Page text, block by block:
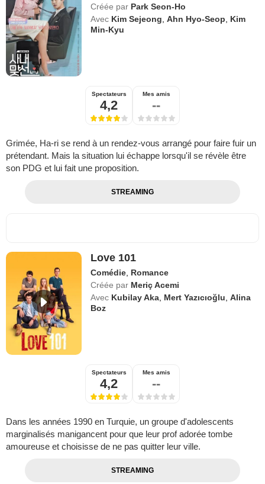
Créée par Park Seon-Ho
Avec Kim Sejeong,Ahn Hyo-Seop, Kim
Min-Kyu
Spectateurs
4,2
Mes amis
--
Grimée, Ha-ri se rend à un rendez-vous arrangé pour faire fuir un
prétendant. Mais la situation lui échappe lorsqu'il se révèle être
son PDG et lui fait une proposition.
STREAMING
Love 101
Comédie, Romance
Créée par Meriç Acemi
Avec Kubilay Aka, Mert Yazıcıoğlu,Alina
Boz
Spectateurs
4,2
Mes amis
--
Dans les années 1990 en Turquie, un groupe d'adolescents
marginalisés manigancent pour que leur prof adorée tombe
amoureuse et choisisse de ne pas quitter leur ville.
STREAMING